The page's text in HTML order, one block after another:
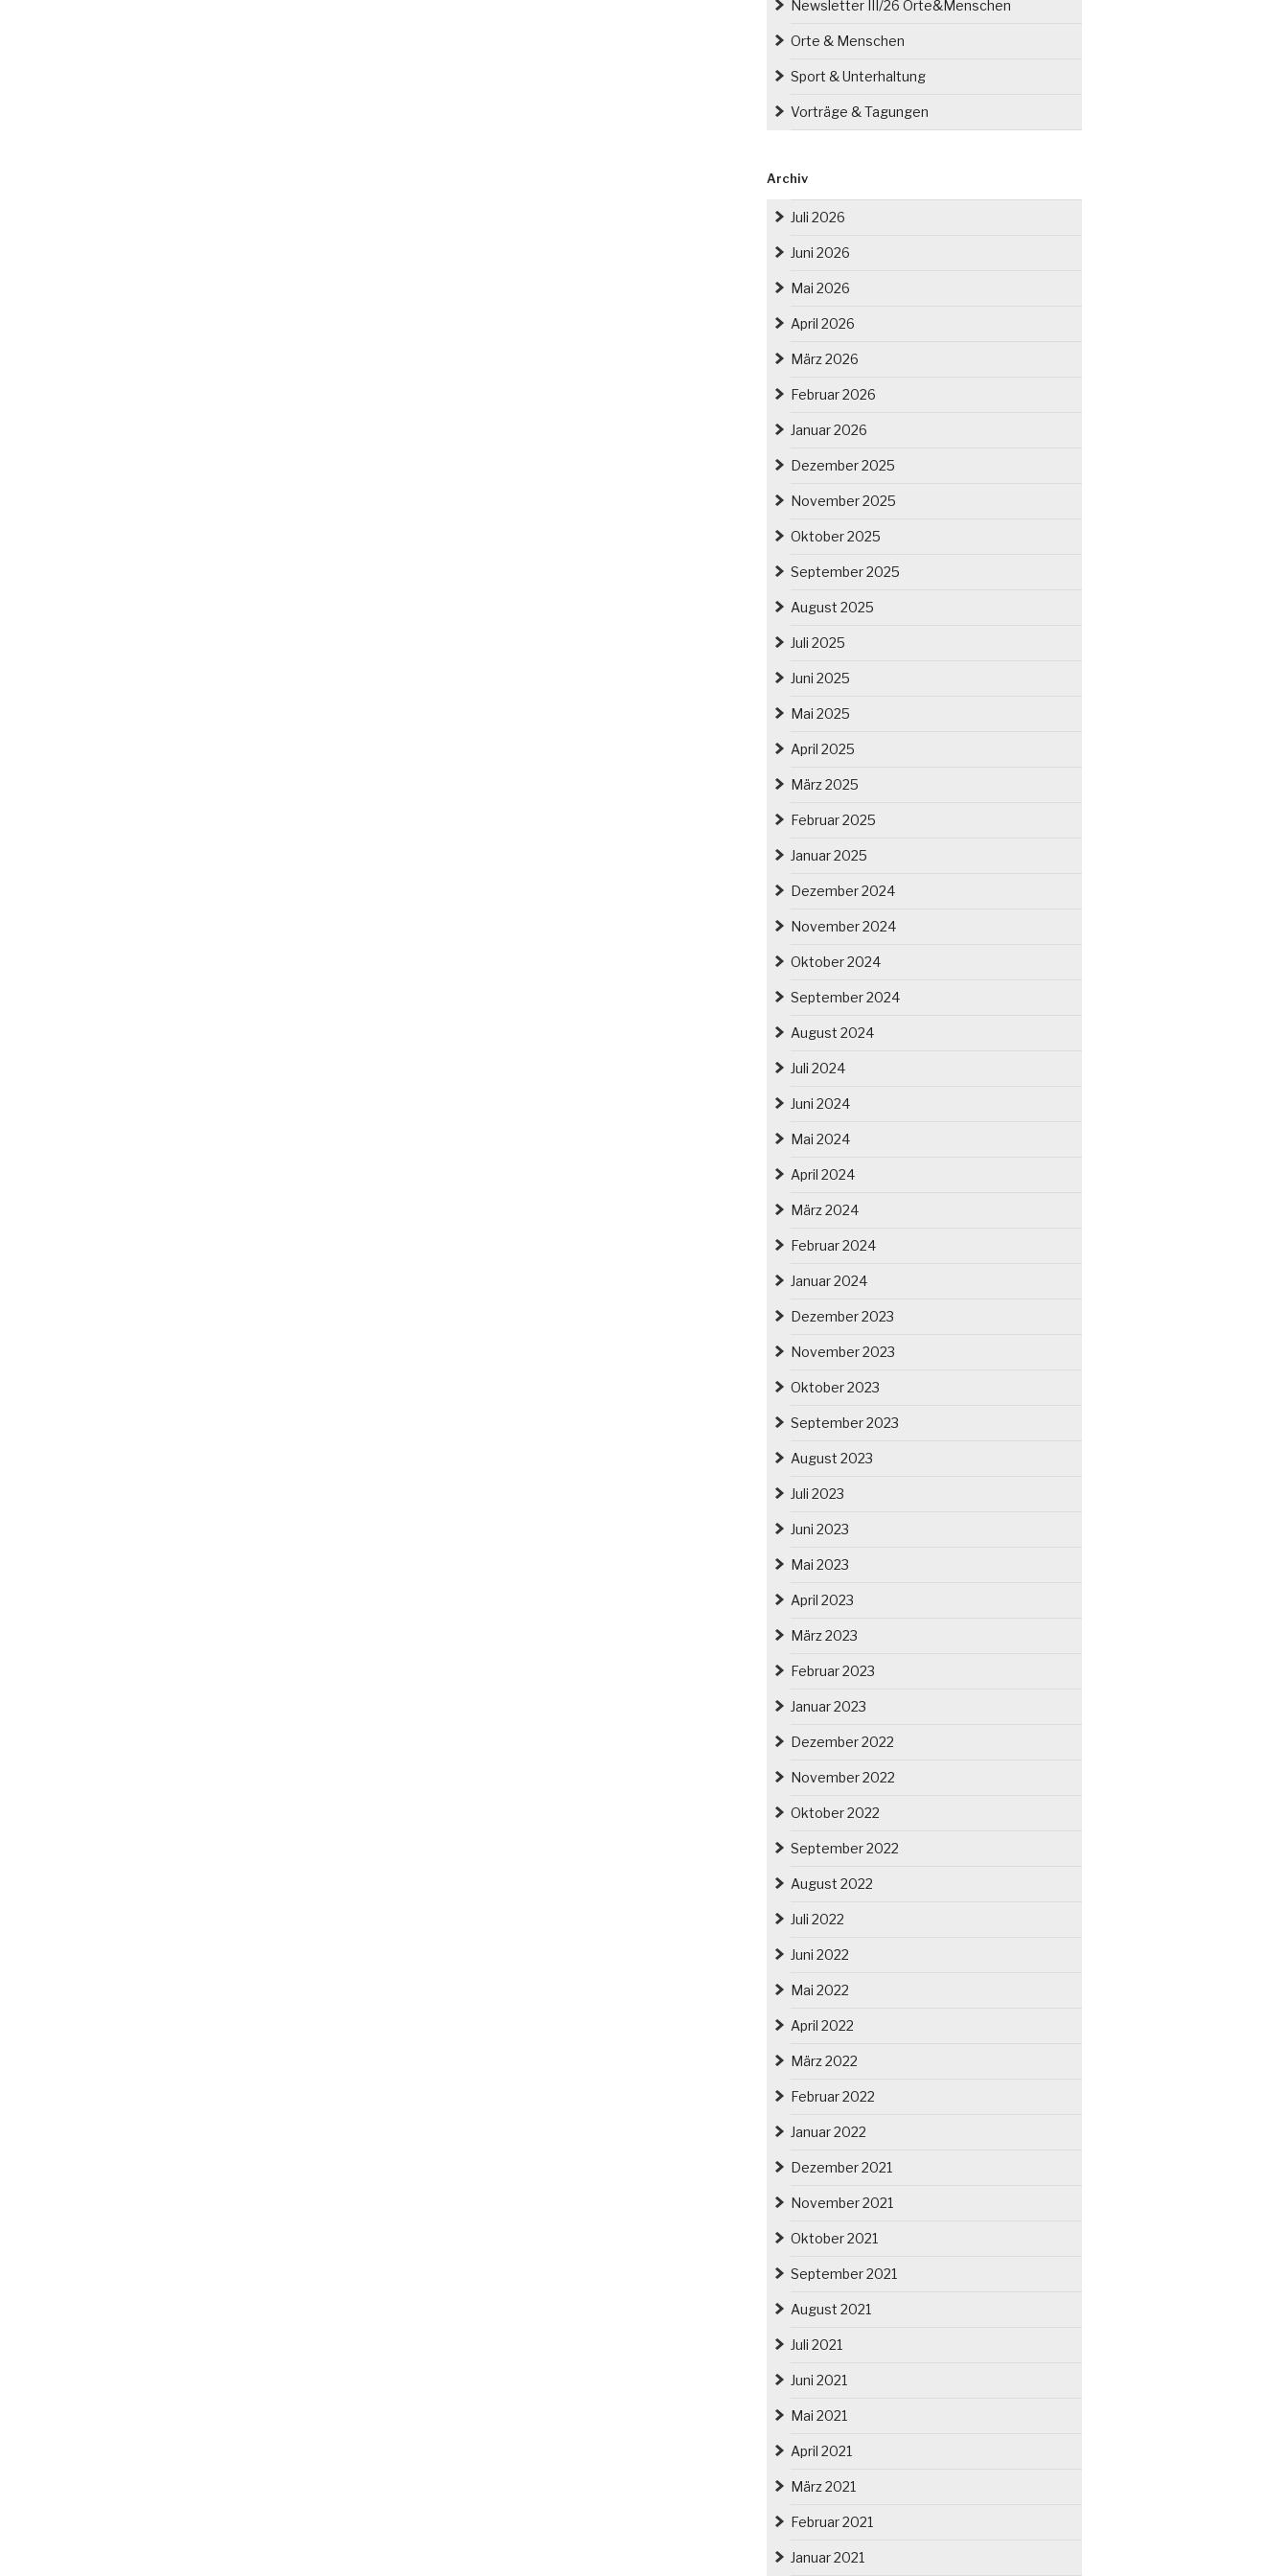
Newsletter III/26 Orte&Menschen
Orte & Menschen
Sport & Unterhaltung
Vorträge & Tagungen
Archiv
Juli 2026
Juni 2026
Mai 2026
April 2026
März 2026
Februar 2026
Januar 2026
Dezember 2025
November 2025
Oktober 2025
September 2025
August 2025
Juli 2025
Juni 2025
Mai 2025
April 2025
März 2025
Februar 2025
Januar 2025
Dezember 2024
November 2024
Oktober 2024
September 2024
August 2024
Juli 2024
Juni 2024
Mai 2024
April 2024
März 2024
Februar 2024
Januar 2024
Dezember 2023
November 2023
Oktober 2023
September 2023
August 2023
Juli 2023
Juni 2023
Mai 2023
April 2023
März 2023
Februar 2023
Januar 2023
Dezember 2022
November 2022
Oktober 2022
September 2022
August 2022
Juli 2022
Juni 2022
Mai 2022
April 2022
März 2022
Februar 2022
Januar 2022
Dezember 2021
November 2021
Oktober 2021
September 2021
August 2021
Juli 2021
Juni 2021
Mai 2021
April 2021
März 2021
Februar 2021
Januar 2021